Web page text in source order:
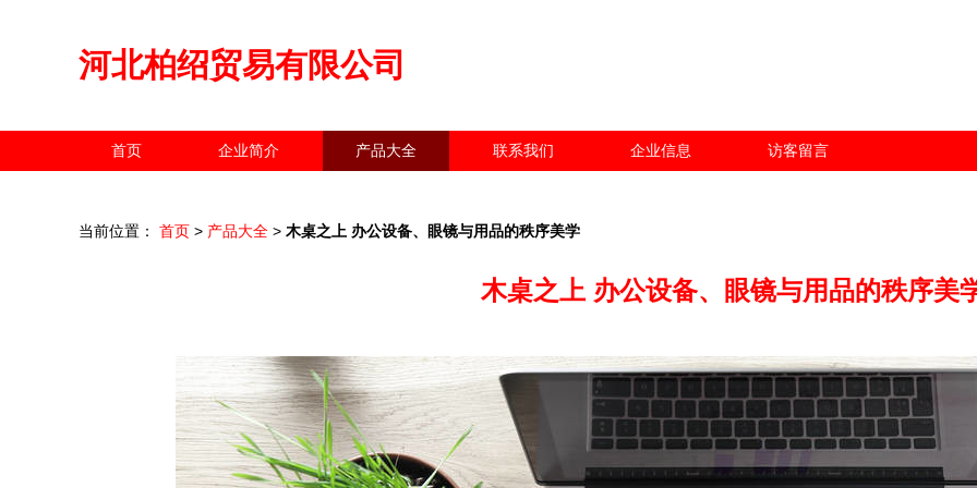
河北柏绍贸易有限公司
首页 企业简介 产品大全 联系我们 企业信息 访客留言
当前位置： 首页 > 产品大全 > 木桌之上 办公设备、眼镜与用品的秩序美学
木桌之上 办公设备、眼镜与用品的秩序美